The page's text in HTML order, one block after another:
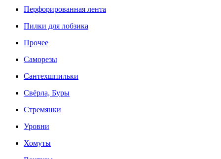
Перфорированная лента
Пилки для лобзика
Прочее
Саморезы
Сантехшпильки
Свёрла, Буры
Стремянки
Уровни
Хомуты